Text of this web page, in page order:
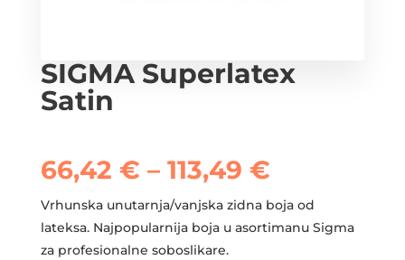
SIGMA Superlatex
Satin
66,42 € – 113,49 €Raspon
od
66,42 €
Vrhunska unutarnja/vanjska zidna boja od
lateksa. Najpopularnija boja u asortimanu Sigma
za profesionalne soboslikare.